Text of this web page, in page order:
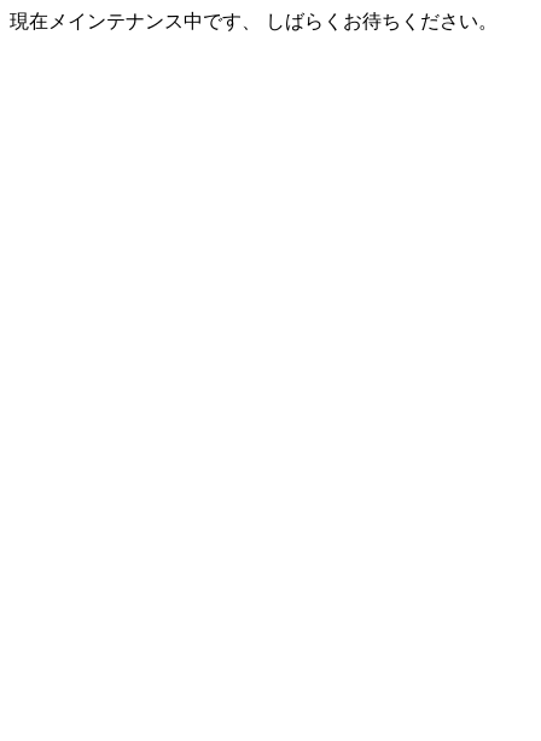
現在メインテナンス中です、 しばらくお待ちください。